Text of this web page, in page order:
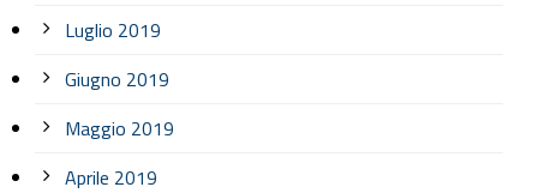
Luglio 2019
Giugno 2019
Maggio 2019
Aprile 2019